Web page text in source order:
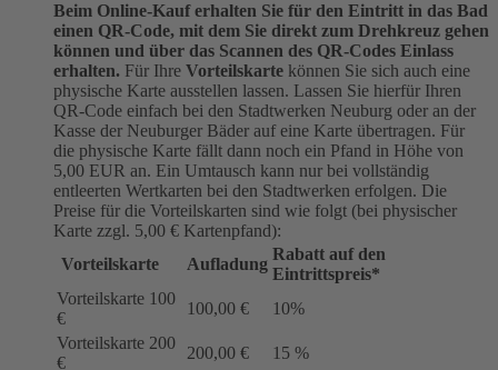
Beim Online-Kauf erhalten Sie für den Eintritt in das Bad
einen QR-Code, mit dem Sie direkt zum Drehkreuz gehen
können und über das Scannen des QR-Codes Einlass
erhalten. Für Ihre Vorteilskarte können Sie sich auch eine
physische Karte ausstellen lassen. Lassen Sie hierfür Ihren
QR-Code einfach bei den Stadtwerken Neuburg oder an der
Kasse der Neuburger Bäder auf eine Karte übertragen. Für
die physische Karte fällt dann noch ein Pfand in Höhe von
5,00 EUR an. Ein Umtausch kann nur bei vollständig
entleerten Wertkarten bei den Stadtwerken erfolgen. Die
Preise für die Vorteilskarten sind wie folgt (bei physischer
Karte zzgl. 5,00 € Kartenpfand):
Vorteilskarte
Aufladung
Rabatt auf den
Eintrittspreis*
Vorteilskarte 100
€
100,00 €
10%
Vorteilskarte 200
€
200,00 € 15 %